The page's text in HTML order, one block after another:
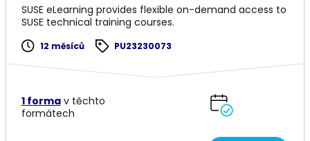
SUSE eLearning provides flexible on-demand access to
SUSE technical training courses.
12 měsíců PU23230073
1 formav těchto
formátech